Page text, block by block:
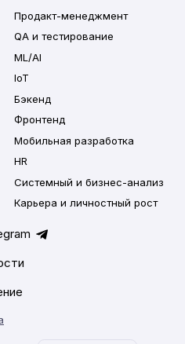
Продакт-менеджмент
QA и тестирование
ML/AI
IoT
Бэкенд
Фронтенд
Мобильная разработка
HR
Системный и бизнес-анализ
Карьера и личностный рост